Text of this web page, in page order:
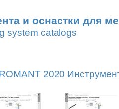
и оснастки для
system catalogs
2020